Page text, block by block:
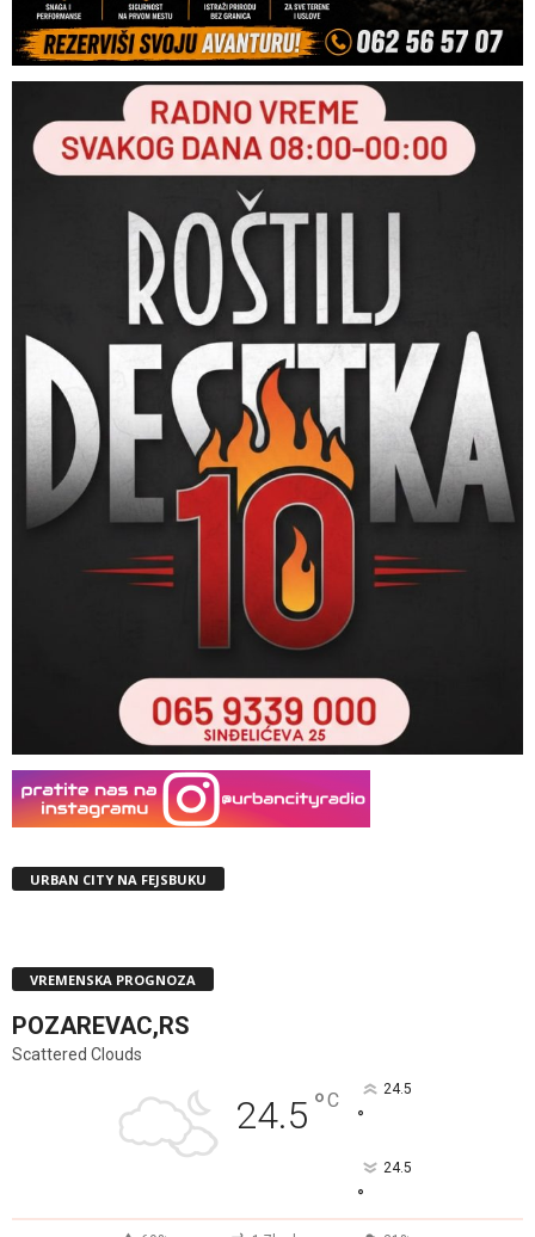
URBAN CITY NA FEJSBUKU
VREMENSKA PROGNOZA
POZAREVAC,RS
Scattered Clouds
24.5 °C 24.5
°
24.5
°